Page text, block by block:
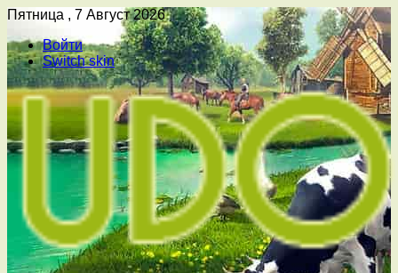
Пятница , 7 Август 2026
Войти
Switch skin